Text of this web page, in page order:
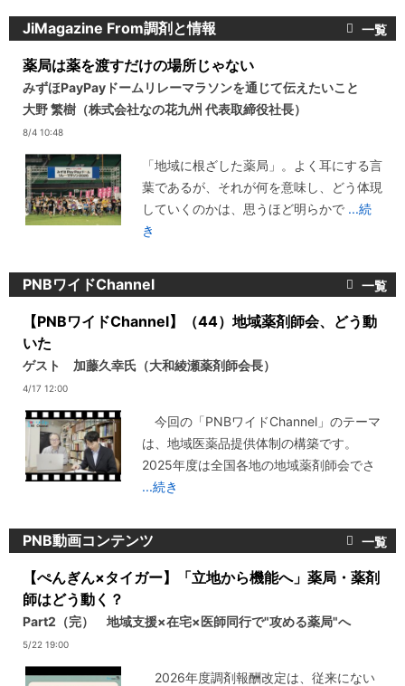
JiMagazine From調剤と情報
薬局は薬を渡すだけの場所じゃない
みずほPayPayドームリレーマラソンを通じて伝えたいこと
大野 繁樹（株式会社なの花九州 代表取締役社長）
8/4 10:48
「地域に根ざした薬局」。よく耳にする言
葉であるが、それが何を意味し、どう体現
していくのかは、思うほど明らかで ...続
き
PNBワイドChannel
【PNBワイドChannel】（44）地域薬剤師会、どう動
いた
ゲスト 加藤久幸氏（大和綾瀬薬剤師会長）
4/17 12:00
今回の「PNBワイドChannel」のテーマ
は、地域医薬品提供体制の構築です。
2025年度は全国各地の地域薬剤師会でさ
...続き
PNB動画コンテンツ
【ぺんぎん×タイガー】「立地から機能へ」薬局・薬剤
師はどう動く？
Part2（完） 地域支援×在宅×医師同行で"攻める薬局"へ
5/22 19:00
2026年度調剤報酬改定は、従来にない